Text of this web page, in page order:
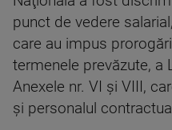
punct de vedere
care au impus
termenele prevăzute,
Anexele nr. VI şi VIII,
şi personalul